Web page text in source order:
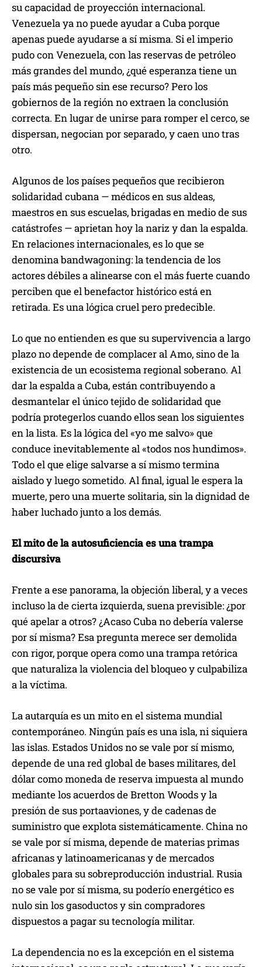
su capacidad de proyección internacional.
Venezuela ya no puede ayudar a Cuba porque
apenas puede ayudarse a sí misma. Si el imperio
pudo con Venezuela, con las reservas de petróleo
más grandes del mundo, ¿qué esperanza tiene un
país más pequeño sin ese recurso? Pero los
gobiernos de la región no extraen la conclusión
correcta. En lugar de unirse para romper el cerco, se
dispersan, negocian por separado, y caen uno tras
otro.
Algunos de los países pequeños que recibieron
solidaridad cubana — médicos en sus aldeas,
maestros en sus escuelas, brigadas en medio de sus
catástrofes — aprietan hoy la nariz y dan la espalda.
En relaciones internacionales, es lo que se
denomina bandwagoning: la tendencia de los
actores débiles a alinearse con el más fuerte cuando
perciben que el benefactor histórico está en
retirada. Es una lógica cruel pero predecible.
Lo que no entienden es que su supervivencia a largo
plazo no depende de complacer al Amo, sino de la
existencia de un ecosistema regional soberano. Al
dar la espalda a Cuba, están contribuyendo a
desmantelar el único tejido de solidaridad que
podría protegerlos cuando ellos sean los siguientes
en la lista. Es la lógica del «yo me salvo» que
conduce inevitablemente al «todos nos hundimos».
Todo el que elige salvarse a sí mismo termina
aislado y luego sometido. Al final, igual le espera la
muerte, pero una muerte solitaria, sin la dignidad de
haber luchado junto a los demás.
El mito de la autosuficiencia es una trampa
discursiva
Frente a ese panorama, la objeción liberal, y a veces
incluso la de cierta izquierda, suena previsible: ¿por
qué apelar a otros? ¿Acaso Cuba no debería valerse
por sí misma? Esa pregunta merece ser demolida
con rigor, porque opera como una trampa retórica
que naturaliza la violencia del bloqueo y culpabiliza
a la víctima.
La autarquía es un mito en el sistema mundial
contemporáneo. Ningún país es una isla, ni siquiera
las islas. Estados Unidos no se vale por sí mismo,
depende de una red global de bases militares, del
dólar como moneda de reserva impuesta al mundo
mediante los acuerdos de Bretton Woods y la
presión de sus portaaviones, y de cadenas de
suministro que explota sistemáticamente. China no
se vale por sí misma, depende de materias primas
africanas y latinoamericanas y de mercados
globales para su sobreproducción industrial. Rusia
no se vale por sí misma, su poderío energético es
nulo sin los gasoductos y sin compradores
dispuestos a pagar su tecnología militar.
La dependencia no es la excepción en el sistema